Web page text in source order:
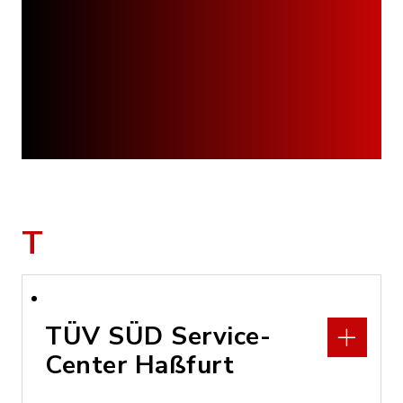
T
TÜV SÜD Service-
Center Haßfurt